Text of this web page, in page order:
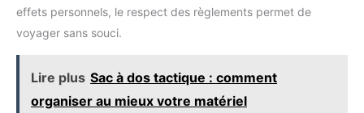
effets personnels, le respect des règlements permet de
voyager sans souci.
Lire plus Sac à dos tactique : comment
organiser au mieux votre matériel